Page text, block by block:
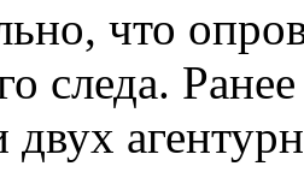
что
следа.
двух